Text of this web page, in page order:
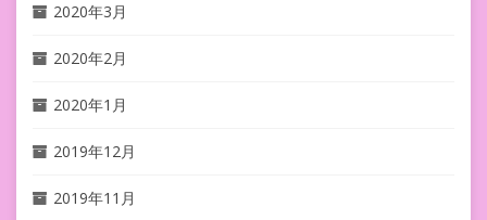
2020年3月
2020年2月
2020年1月
2019年12月
2019年11月